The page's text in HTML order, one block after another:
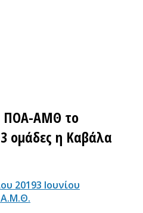
ΠΟΑ-ΑΜΘ το
η Καβάλα
20193 Ιουνίου